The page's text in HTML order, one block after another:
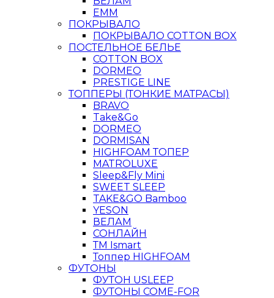
ЕММ
ПОКРЫВАЛО
ПОКРЫВАЛО COTTON BOX
ПОСТЕЛЬНОЕ БЕЛЬЕ
COTTON BOX
DORMEO
PRESTIGE LINE
ТОППЕРЫ (ТОНКИЕ МАТРАСЫ)
BRAVO
Take&Go
DORMEO
DORMISAN
HIGHFOAM ТОПЕР
MATROLUXE
Sleep&Fly Mini
SWEET SLEEP
TAKE&GO Bamboo
YESON
ВЕЛАМ
СОНЛАЙН
ТМ Ismart
Топпер HIGHFOAM
ФУТОНЫ
ФУТОН USLEEP
ФУТОНЫ COME-FOR